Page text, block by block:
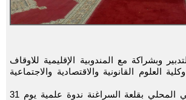
وبشراكة مع المندوبية الإقليمية للاوقاف
العلوم القانونية والاقتصادية والاجتماعية
نظم المجلس العلمي المحلي بقلعة السراغنة ندوة علمية يوم 31